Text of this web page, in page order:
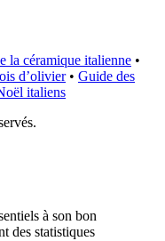
la céramique italienne •
d’olivier • Guide des
italiens
à son bon
des statistiques